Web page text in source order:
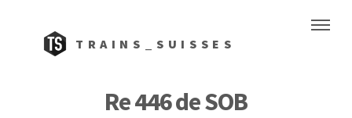
TRAINS_SUISSES
Re 446 de SOB